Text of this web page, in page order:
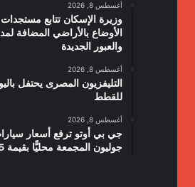
أغسطس 8, 2026
وزيرة الإسكان تتابع
الأوضاع بالأراضي المضافة
والعبور الجديدة
أغسطس 8, 2026
التليفزيون المصرى يحتفل
للقطط
أغسطس 8, 2026
جي بي أوتو ترفع أسعار
جوليون المجمعة محليًّا بقيمة 35 ألف جنيه